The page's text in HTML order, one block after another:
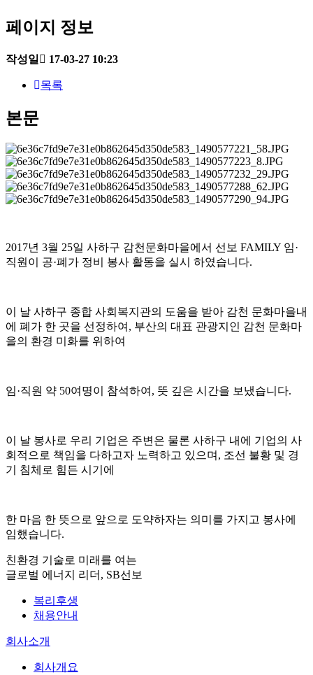
페이지 정보
작성일 17-03-27 10:23
목록
본문
2017년 3월 25일 사하구 감천문화마을에서 선보 FAMILY 임·
직원이 공·폐가 정비 봉사 활동을 실시 하였습니다.
이 날 사하구 종합 사회복지관의 도움을 받아 감천 문화마을내
에 폐가 한 곳을 선정하여, 부산의 대표 관광지인 감천 문화마
을의 환경 미화를 위하여
임·직원 약 50여명이 참석하여, 뜻 깊은 시간을 보냈습니다.
이 날 봉사로 우리 기업은 주변은 물론 사하구 내에 기업의 사
회적으로 책임을 다하고자 노력하고 있으며, 조선 불황 및 경
기 침체로 힘든 시기에
한 마음 한 뜻으로 앞으로 도약하자는 의미를 가지고 봉사에
임했습니다.
친환경 기술로 미래를 여는
글로벌 에너지 리더, SB선보
복리후생
채용안내
회사소개
회사개요